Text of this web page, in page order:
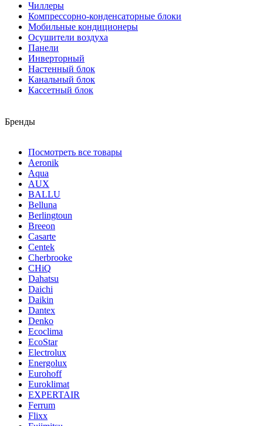
Чиллеры
Компрессорно-конденсаторные блоки
Мобильные кондиционеры
Осушители воздуха
Панели
Инверторный
Настенный блок
Канальный блок
Кассетный блок
Бренды
Посмотреть все товары
Aeronik
Aqua
AUX
BALLU
Belluna
Berlingtoun
Breeon
Casarte
Centek
Cherbrooke
CHiQ
Dahatsu
Daichi
Daikin
Dantex
Denko
Ecoclima
EcoStar
Electrolux
Energolux
Eurohoff
Euroklimat
EXPERTAIR
Ferrum
Flixx